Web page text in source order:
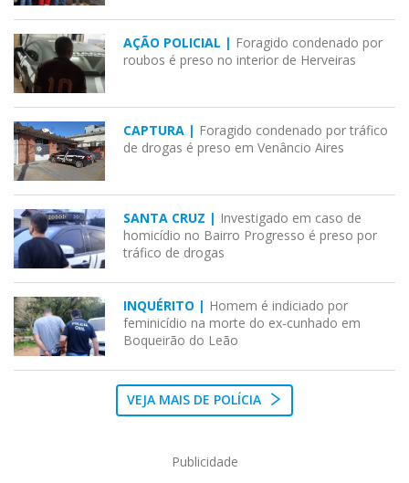
AÇÃO POLICIAL | Foragido condenado por
roubos é preso no interior de Herveiras
CAPTURA | Foragido condenado por tráfico
de drogas é preso em Venâncio Aires
SANTA CRUZ | Investigado em caso de
homicídio no Bairro Progresso é preso por
tráfico de drogas
INQUÉRITO | Homem é indiciado por
feminicídio na morte do ex-cunhado em
Boqueirão do Leão
VEJA MAIS DE POLÍCIA
Publicidade